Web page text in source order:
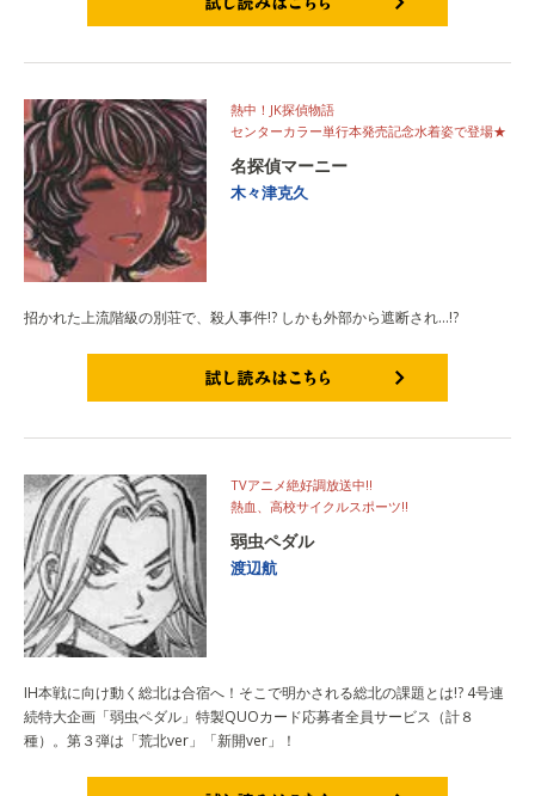
熱中！JK探偵物語
センターカラー単行本発売記念水着姿で登場★
名探偵マーニー
木々津克久
招かれた上流階級の別荘で、殺人事件!? しかも外部から遮断され…!?
TVアニメ絶好調放送中!!
熱血、高校サイクルスポーツ!!
弱虫ペダル
渡辺航
IH本戦に向け動く総北は合宿へ！そこで明かされる総北の課題とは!? 4号連
続特大企画「弱虫ペダル」特製QUOカード応募者全員サービス（計８
種）。第３弾は「荒北ver」「新開ver」！